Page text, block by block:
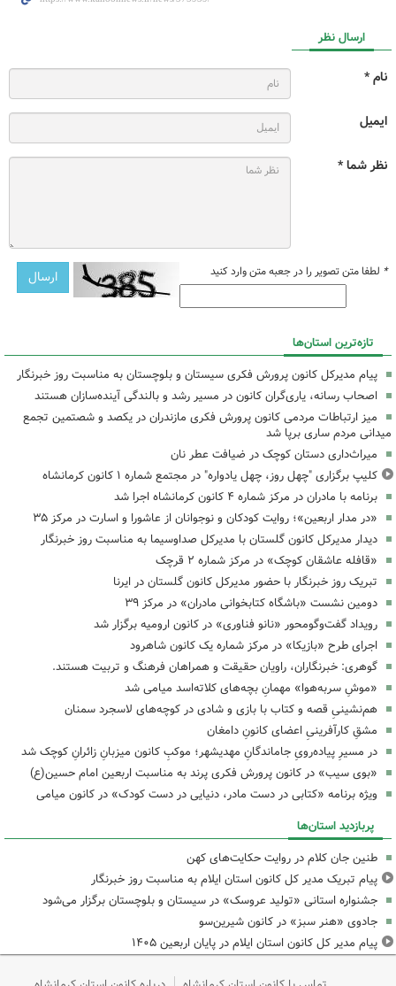
ارسال نظر
نام *
ایمیل
نظر شما *
* لطفا متن تصویر را در جعبه متن وارد کنید
تازه‌ترین استان‌ها
پیام مدیرکل کانون پرورش فکری سیستان و بلوچستان به مناسبت روز خبرنگار
اصحاب رسانه، یاری‌گران کانون در مسیر رشد و بالندگی آینده‌سازان هستند
میز ارتباطات مردمی کانون پرورش فکری مازندران در یکصد و شصتمین تجمع
میدانی مردم ساری برپا شد
میراث‌داری دستان کوچک در ضیافت عطر نان
کلیپ برگزاری "چهل روز، چهل یادواره" در مجتمع شماره ۱ کانون کرمانشاه
برنامه با مادران در مرکز شماره ۴ کانون کرمانشاه اجرا شد
«در مدار اربعین»؛ روایت کودکان و نوجوانان از عاشورا و اسارت در مرکز ۳۵
دیدار مدیرکل کانون گلستان با مدیرکل صداوسیما به مناسبت روز خبرنگار
«قافله عاشقان کوچک» در مرکز شماره ۲ قرچک
تبریک روز خبرنگار با حضور مدیرکل کانون گلستان در ایرنا
دومین نشست «باشگاه کتابخوانی مادران» در مرکز ۳۹
رویداد گفت‌وگومحور «نانو فناوری» در کانون ارومیه برگزار شد
اجرای طرح «بازیکا» در مرکز شماره یک کانون شاهرود
گوهری: خبرنگاران، راویان حقیقت و همراهان فرهنگ و تربیت هستند.
«موشِ سربه‌هوا» مهمانِ بچه‌های کلاته‌اسد میامی شد
هم‌نشینیِ قصه و کتاب با بازی و شادی در کوچه‌های لاسجرد سمنان
مشقِ کارآفرینیِ اعضای کانونِ دامغان
در مسیرِ پیاده‌رویِ جاماندگانِ مهدیشهر؛ موکبِ کانون میزبانِ زائرانِ کوچک شد
«بوی سیب» در کانون پرورش فکری پرند به مناسبت اربعین امام حسین(ع)
ویژه برنامه «کتابی در دست مادر، دنیایی در دست کودک» در کانون میامی
پربازدید استان‌ها
طنین جان کلام در روایت حکایت‌های کهن
پیام تبریک مدیر کل کانون استان ایلام به مناسبت روز خبرنگار
جشنواره استانی «تولید عروسک» در سیستان و بلوچستان برگزار می‌شود
جادوی «هنر سبز» در کانون شیرین‌سو
پیام مدیر کل کانون استان ایلام در پایان اربعین ۱۴۰۵